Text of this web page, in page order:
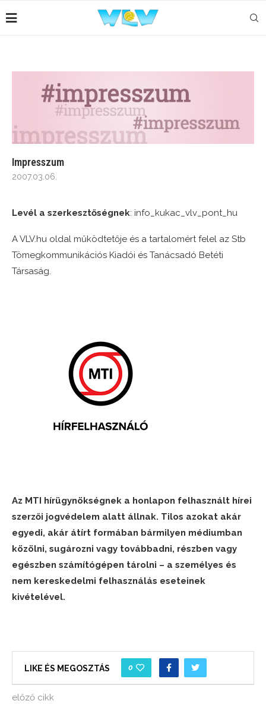
Impresszum
2007.03.06.
Levél a szerkesztőségnek: info_kukac_vlv_pont_hu
A VLV.hu oldal működtetője és a tartalomért felel az Stb
Tömegkommunikációs Kiadói és Tanácsadó Betéti
Társaság.
Az MTI hírügynökségnek a honlapon felhasznált hírei
szerzői jogvédelem alatt állnak. Tilos azokat akár
egyedi, akár átírt formában bármilyen médiumban
közölni, sugározni vagy továbbadni, részben vagy
egészben számítógépen tárolni – a személyes és
nem kereskedelmi felhasználás eseteinek
kivételével.
LIKE ÉS MEGOSZTÁS 0
előző cikk